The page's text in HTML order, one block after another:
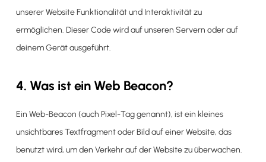
unserer Website Funktionalität und Interaktivität zu
ermöglichen. Dieser Code wird auf unseren Servern oder auf
deinem Gerät ausgeführt.
4. Was ist ein Web Beacon?
Ein Web-Beacon (auch Pixel-Tag genannt), ist ein kleines
unsichtbares Textfragment oder Bild auf einer Website, das
benutzt wird, um den Verkehr auf der Website zu überwachen.